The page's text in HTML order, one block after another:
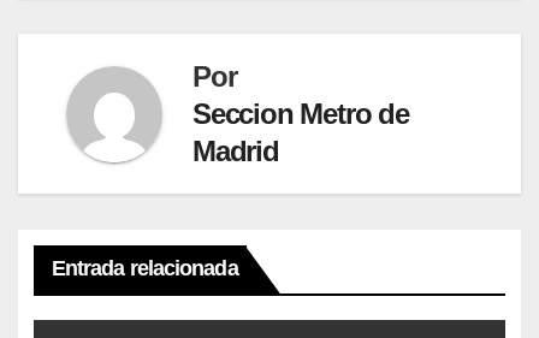
Por
Seccion Metro de
Madrid
Entrada relacionada